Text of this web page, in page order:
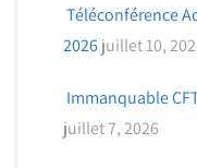
Téléconférence
2026 juillet 10,
Immanquable
juillet 7, 2026